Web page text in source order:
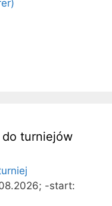
turniejów
-start: